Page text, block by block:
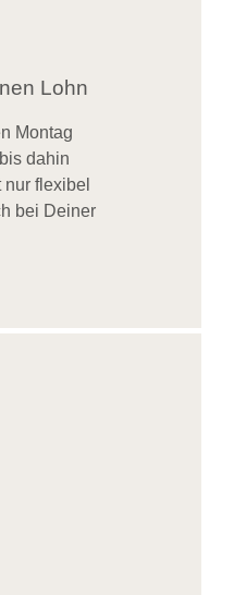
Lohn
Montag
bis dahin
flexibel
bei Deiner